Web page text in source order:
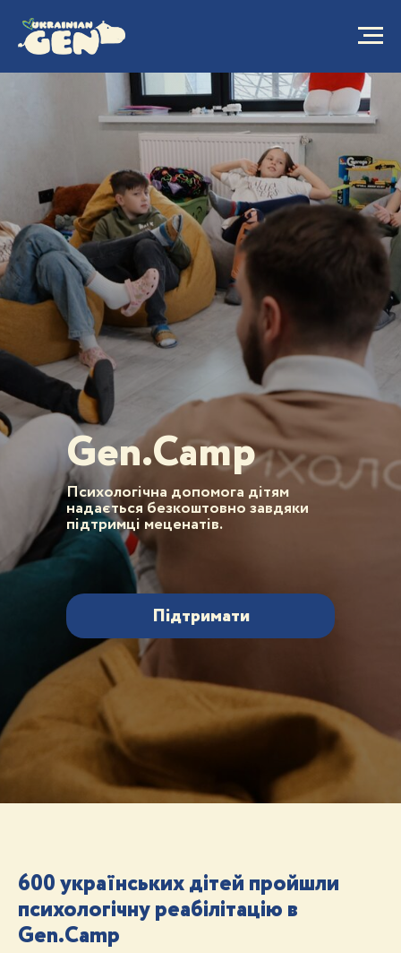
Психологічна допомога дітям
надається безкоштовно завдяки
підтримці меценатів.
Gen.Camp
Підтримати
600 українських дітей пройшли
психологічну реабілітацію в
Gen.Camp